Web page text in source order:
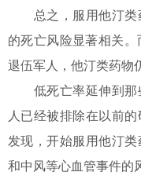
总之，服用他汀类
的死亡风险显著相关
退伍军人，他汀类药物
低死亡率延伸到那
人已经被排除在以前
发现，开始服用他汀
和中风等心血管事件的